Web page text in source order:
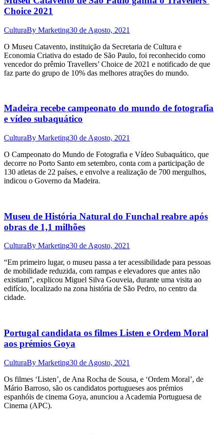
Choice 2021
CulturaBy Marketing30 de Agosto, 2021
O Museu Catavento, instituição da Secretaria de Cultura e
Economia Criativa do estado de São Paulo, foi reconhecido como
vencedor do prêmio Travellers’ Choice de 2021 e notificado de que
faz parte do grupo de 10% das melhores atrações do mundo.
Madeira recebe campeonato do mundo de fotografia
e vídeo subaquático
CulturaBy Marketing30 de Agosto, 2021
O Campeonato do Mundo de Fotografia e Vídeo Subaquático, que
decorre no Porto Santo em setembro, conta com a participação de
130 atletas de 22 países, e envolve a realização de 700 mergulhos,
indicou o Governo da Madeira.
Museu de História Natural do Funchal reabre após
obras de 1,1 milhões
CulturaBy Marketing30 de Agosto, 2021
“Em primeiro lugar, o museu passa a ter acessibilidade para pessoas
de mobilidade reduzida, com rampas e elevadores que antes não
existiam”, explicou Miguel Silva Gouveia, durante uma visita ao
edifício, localizado na zona história de São Pedro, no centro da
cidade.
Portugal candidata os filmes Listen e Ordem Moral
aos prémios Goya
CulturaBy Marketing30 de Agosto, 2021
Os filmes ‘Listen’, de Ana Rocha de Sousa, e ‘Ordem Moral’, de
Mário Barroso, são os candidatos portugueses aos prémios
espanhóis de cinema Goya, anunciou a Academia Portuguesa de
Cinema (APC).